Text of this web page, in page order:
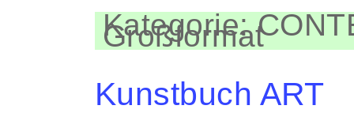
Kategorie:
Großformat
Kunstbuch ART